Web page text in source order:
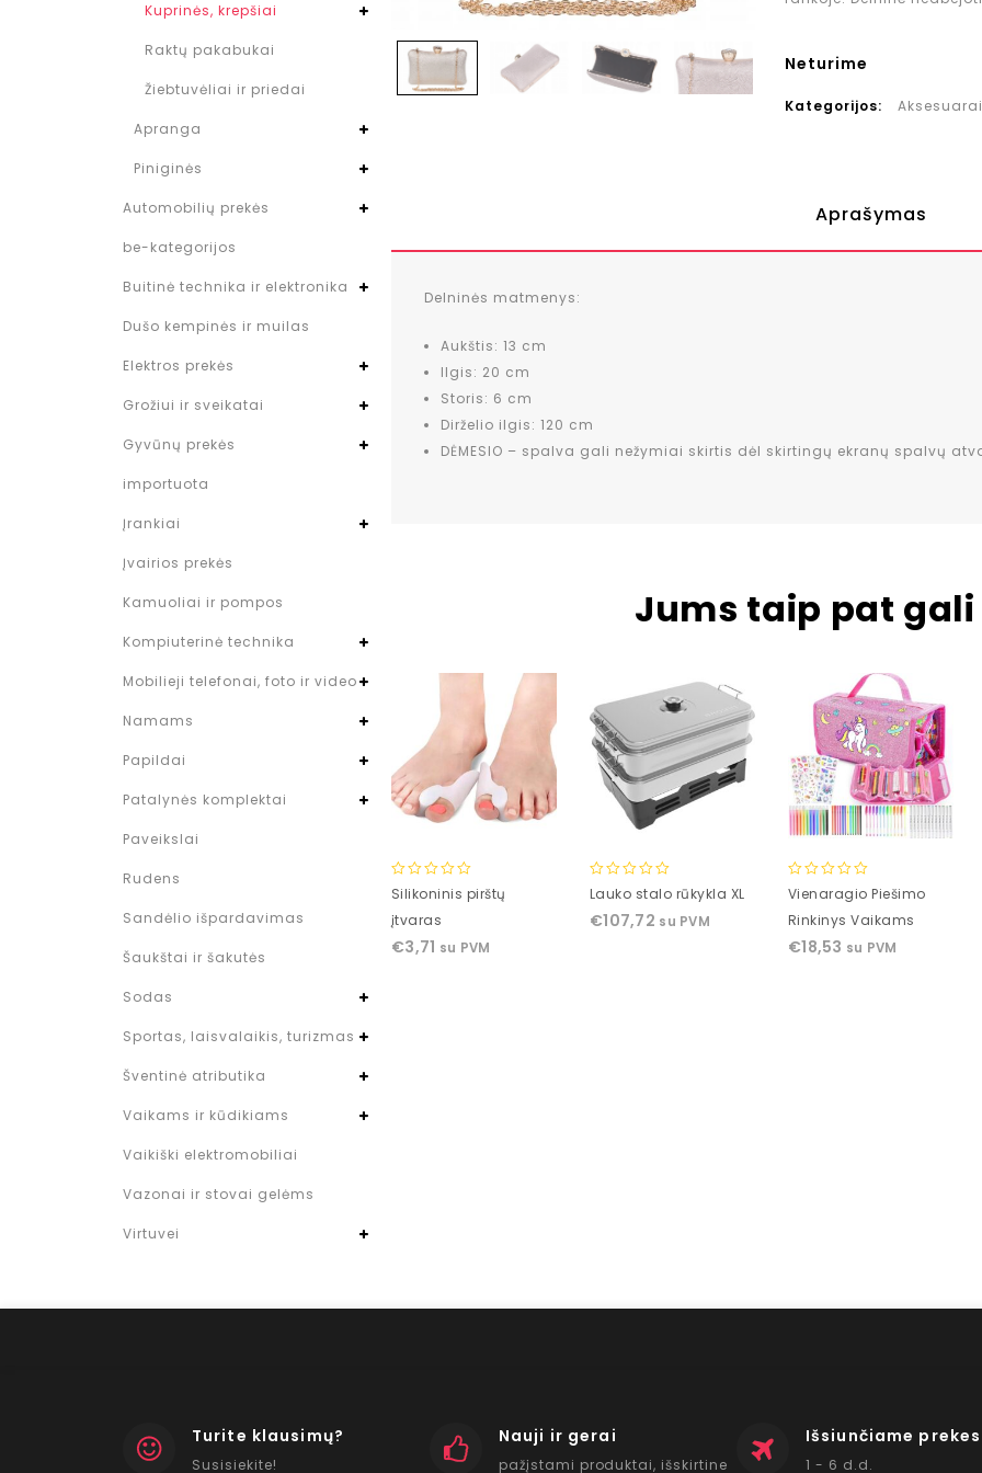
Neturime
Kategorijos: Aksesuarai
Aprašymas
Delninės matmenys:
Aukštis: 13 cm
Ilgis: 20 cm
Storis: 6 cm
Dirželio ilgis: 120 cm
DĖMESIO – spalva gali nežymiai skirtis dėl skirtingų ekranų spalvų
Jums taip pat
0
of
5
Silikoninis pirštų
įtvaras
€3,71 su PVM
0
of
Lauko stalo rūkykla XL
€107,72 su PVM
0
of
5
Vienaragio Piešimo
Rinkinys Vaikams
€18,53 su PVM
Kuprinės, krepšiai
Raktų pakabukai
Žiebtuvėliai ir priedai
Apranga
Piniginės
Automobilių prekės
be-kategorijos
Buitinė technika ir elektronika
Dušo kempinės ir muilas
Elektros prekės
Grožiui ir sveikatai
Gyvūnų prekės
importuota
Įrankiai
Įvairios prekės
Kamuoliai ir pompos
Kompiuterinė technika
Mobilieji telefonai, foto ir video
Namams
Papildai
Patalynės komplektai
Paveikslai
Rudens
Sandėlio išpardavimas
Šaukštai ir šakutės
Sodas
Sportas, laisvalaikis, turizmas
Šventinė atributika
Vaikams ir kūdikiams
Vaikiški elektromobiliai
Vazonai ir stovai gelėms
Virtuvei
Turite klausimų?
Susisiekite!
Nauji ir gerai
pažįstami produktai, išskirtine
Išsiunčiame
1 - 6 d.d.